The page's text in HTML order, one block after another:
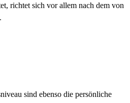
richtet sich vor allem nach dem von
sind ebenso die persönliche